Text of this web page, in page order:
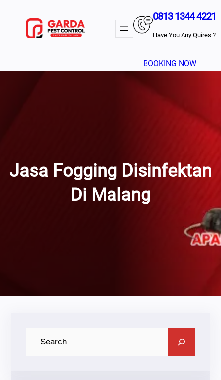
0813 1344 4221
Have You Any Quires ?
BOOKING NOW
Jasa Fogging Disinfektan
Di Malang